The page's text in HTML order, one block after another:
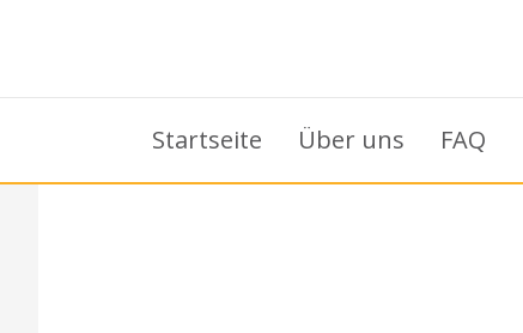
Startseite Über uns FAQ